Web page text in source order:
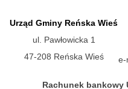
Urząd Gminy Reńska Wieś
ul. Pawłowicka 1
47-208 Reńska Wieś
e-
Rachunek bankowy